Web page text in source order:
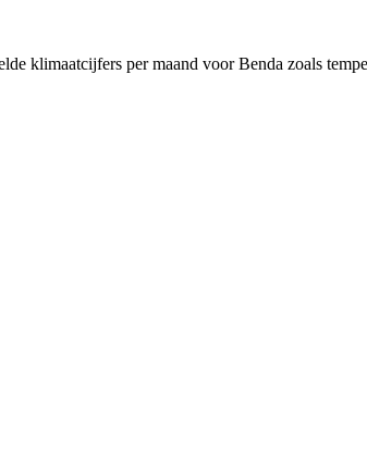
klimaatcijfers per maand voor Benda zoals